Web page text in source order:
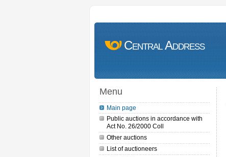
Central Address
Menu
Main page
Public auctions in accordance with
Act No. 26/2000 Coll
Other auctions
List of auctioneers